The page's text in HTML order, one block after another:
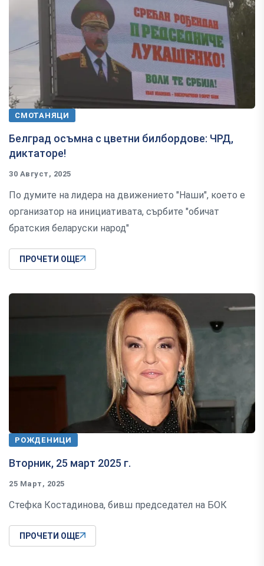
СМОТАНЯЦИ
Белград осъмна с цветни билбордове: ЧРД,
диктаторе!
30 Август, 2025
По думите на лидера на движението "Наши", което е
организатор на инициативата, сърбите "обичат
братския беларуски народ"
ПРОЧЕТИ ОЩЕ
РОЖДЕНИЦИ
Вторник, 25 март 2025 г.
25 Март, 2025
Стефка Костадинова, бивш председател на БОК
ПРОЧЕТИ ОЩЕ